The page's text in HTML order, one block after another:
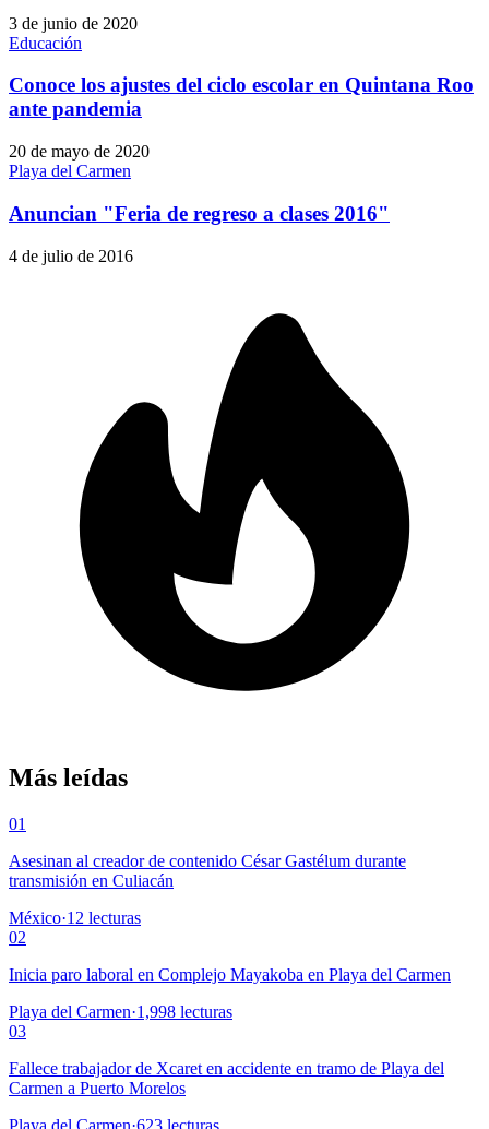
3 de junio de 2020
Educación
Conoce los ajustes del ciclo escolar en Quintana Roo
ante pandemia
20 de mayo de 2020
Playa del Carmen
Anuncian "Feria de regreso a clases 2016"
4 de julio de 2016
Más leídas
01
Asesinan al creador de contenido César Gastélum durante
transmisión en Culiacán
México·12 lecturas
02
Inicia paro laboral en Complejo Mayakoba en Playa del Carmen
Playa del Carmen·1,998 lecturas
03
Fallece trabajador de Xcaret en accidente en tramo de Playa del
Carmen a Puerto Morelos